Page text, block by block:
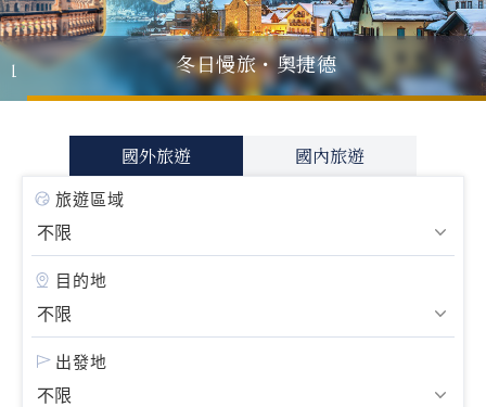
瑞士鐵道．2027 深度之旅
一人旅行Solo Travel
山海雙享・北海道冬日慢旅・奧捷德
國外旅遊 國內旅遊
旅遊區域
目的地
出發地